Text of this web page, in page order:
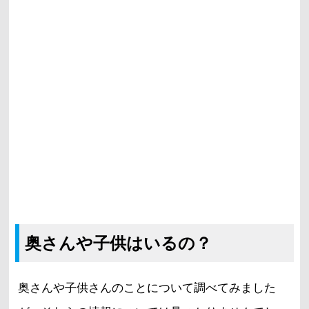
奥さんや子供はいるの？
奥さんや子供さんのことについて調べてみました